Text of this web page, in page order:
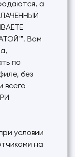
а
Вам
по
без
всего
условии
на